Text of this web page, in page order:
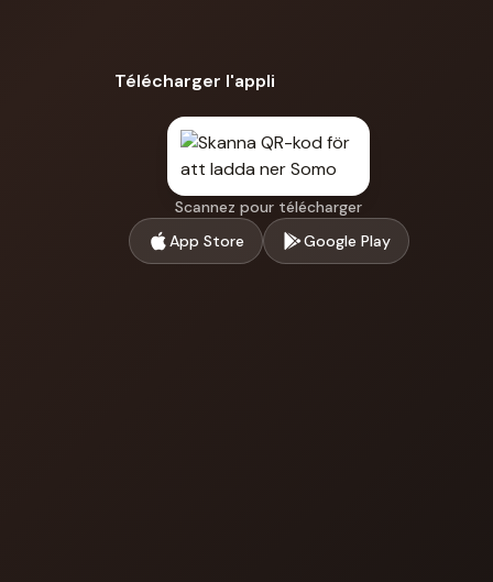
Télécharger l'appli
Scannez pour télécharger
App Store
Google Play